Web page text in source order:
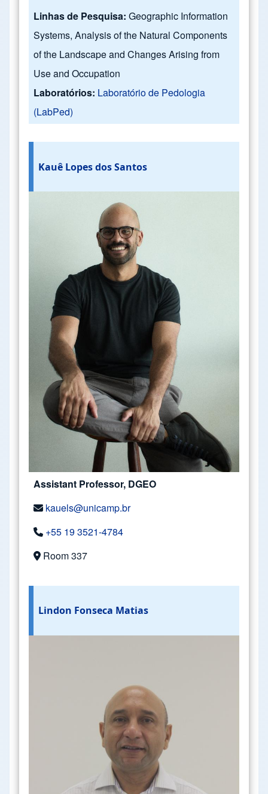
Linhas de Pesquisa: Geographic Information
Systems, Analysis of the Natural Components
of the Landscape and Changes Arising from
Use and Occupation
Laboratórios: Laboratório de Pedologia
(LabPed)
Kauê Lopes dos Santos
Assistant Professor, DGEO
kauels@unicamp.br
+55 19 3521-4784
Room 337
Lindon Fonseca Matias